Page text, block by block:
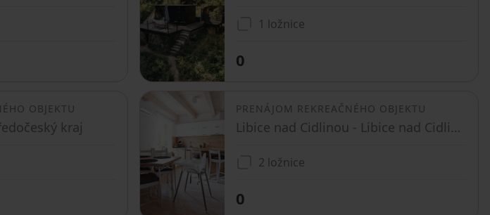
1 ložnice
0
OBJEKTU
kraj
PRENÁJOM REKREAČNÉHO OBJEKTU
Libice nad Cidlinou - Libice nad Cidlinou, Středočeský kraj
2 ložnice
0